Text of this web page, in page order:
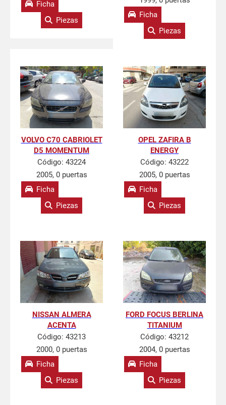
Ficha
Piezas
Ficha
Piezas
VOLVO C70 CABRIOLET
D5 MOMENTUM
Código: 43224
2005, 0 puertas
Ficha
Piezas
OPEL ZAFIRA B
ENERGY
Código: 43222
2005, 0 puertas
Ficha
Piezas
NISSAN ALMERA
ACENTA
Código: 43213
2000, 0 puertas
Ficha
Piezas
FORD FOCUS BERLINA
TITANIUM
Código: 43212
2004, 0 puertas
Ficha
Piezas